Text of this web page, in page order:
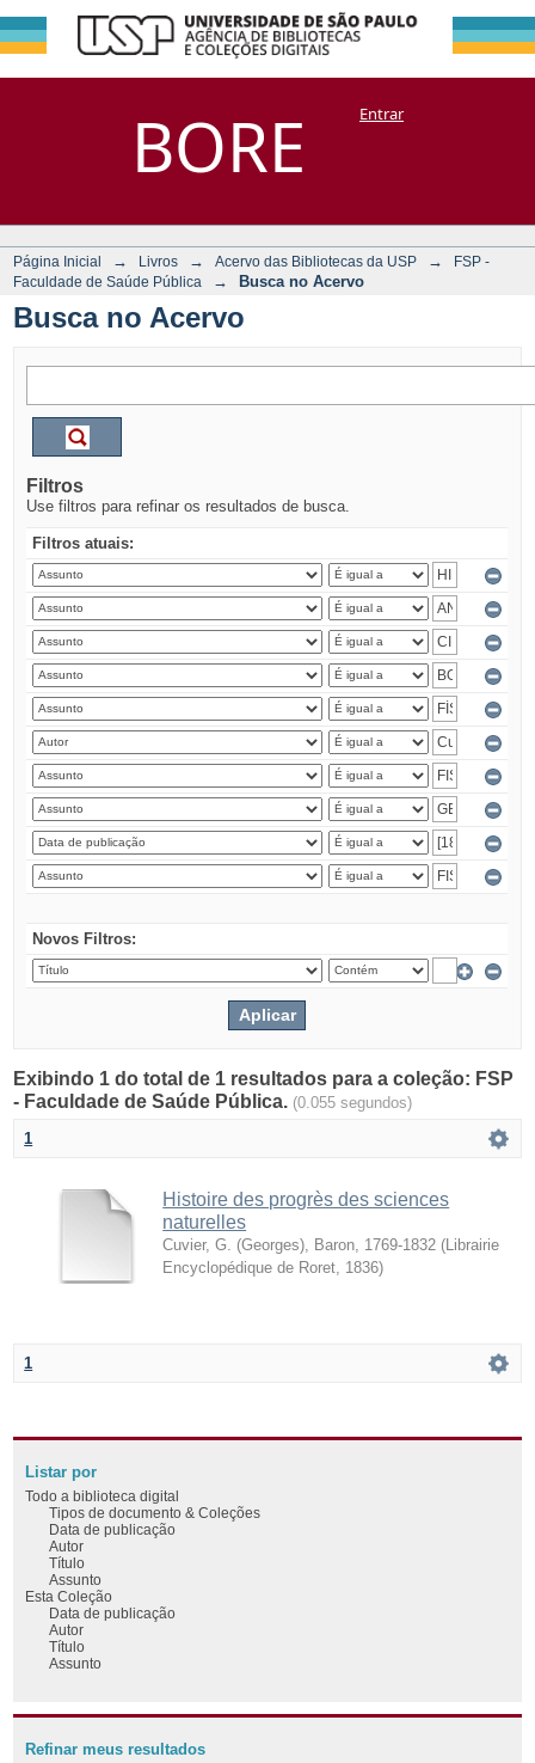
BORE
Busca no Acervo
DSpace/Manakin + CoriscoEntrar
Página Inicial → Livros → Acervo das Bibliotecas da USP →
FSP -
Faculdade de Saúde Pública
→ Busca no Acervo
Busca no Acervo
Filtros
Use filtros para refinar os resultados de busca.
Filtros atuais:
Novos Filtros:
Exibindo 1 do total de 1 resultados para a coleção: FSP
- Faculdade de Saúde Pública. (0.055 segundos)
1
Histoire des progrès des sciences
naturelles
Cuvier, G. (Georges), Baron, 1769-1832 ( Librairie
Encyclopédique de Roret 1836)
1
Listar por
Todo a biblioteca digital
Tipos de documento & Coleções
Data de publicação
Autor
Título
Assunto
Esta Coleção
Data de publicação
Autor
Título
Assunto
Refinar meus resultados